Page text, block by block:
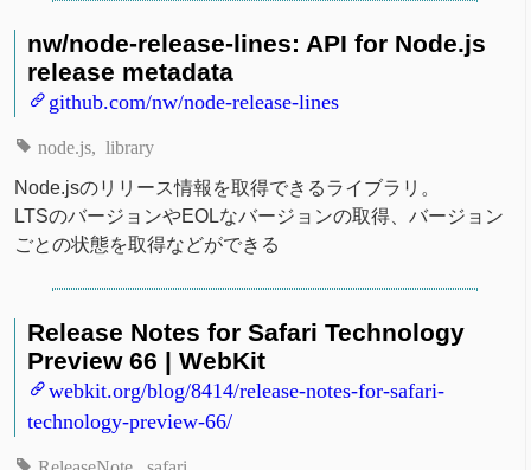
nw/node-release-lines: API for Node.js
release metadata
github.com/nw/node-release-lines
node.js library
Node.jsのリリース情報を取得できるライブラリ。
LTSのバージョンやEOLなバージョンの取得、バージョン
ごとの状態を取得などができる
Release Notes for Safari Technology
Preview 66 | WebKit
webkit.org/blog/8414/release-notes-for-safari-
technology-preview-66/
ReleaseNote safari